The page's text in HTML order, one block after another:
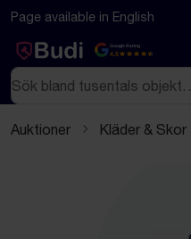
Hoppa till innehåll
Textbaserad (markdown)
Page available in English
Google Rating
4.5
Sök
Auktioner Kläder & Skor